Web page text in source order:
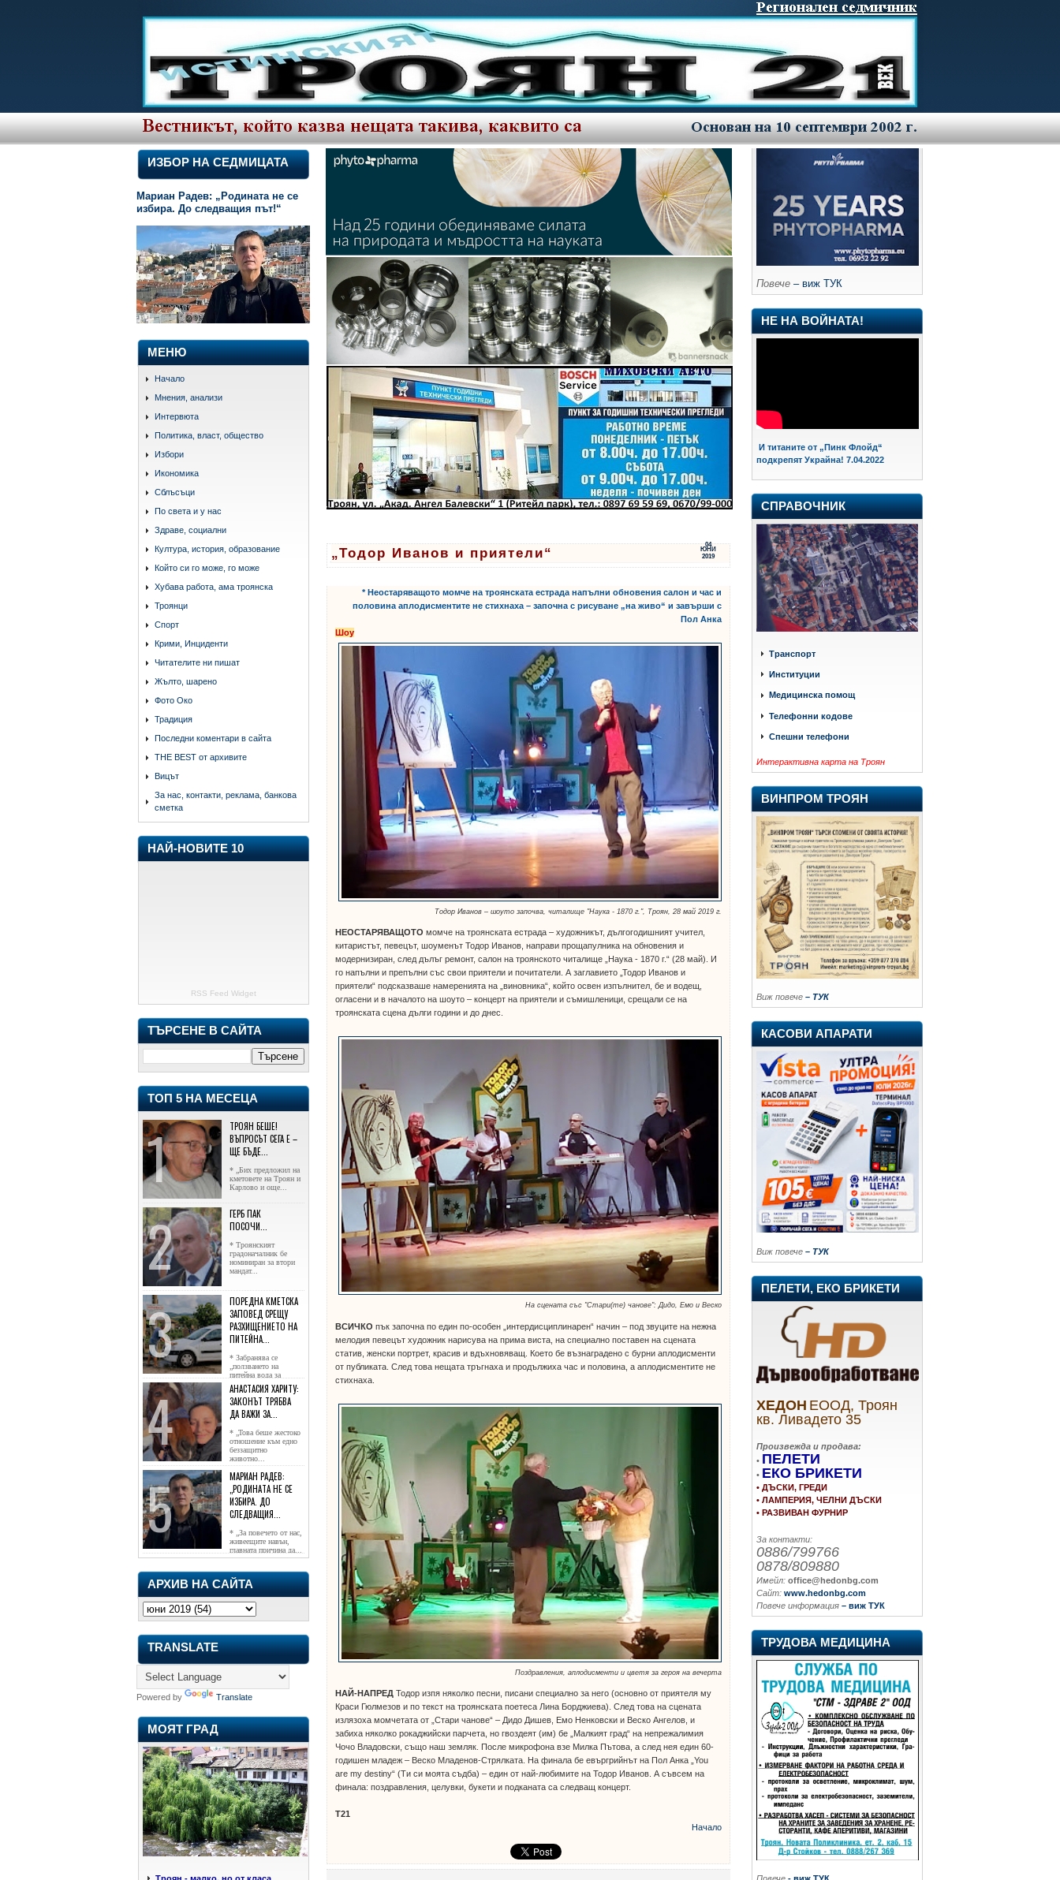
ИЗБОР НА СЕДМИЦАТА
Мариан Радев: „Родината не се
избира. До следващия път!“
МЕНЮ
Начало
Мнения, анализи
Интервюта
Политика, власт, общество
Избори
Икономика
Сблъсъци
По света и у нас
Здраве, социални
Култура, история, образование
Който си го може, го може
Хубава работа, ама троянска
Троянци
Спорт
Крими, Инциденти
Читателите ни пишат
Жълто, шарено
Фото Око
Традиция
Последни коментари в сайта
THE BEST от архивите
Вицът
За нас, контакти, реклама, банкова
сметка
НАЙ-НОВИТЕ 10
RSS Feed Widget
ТЪРСЕНЕ В САЙТА
ТОП 5 НА МЕСЕЦА
ТРОЯН БЕШЕ!
ВЪПРОСЪТ СЕГА Е –
ЩЕ БЪДЕ...
* „Бих предложил на
кметовете на Троян и
Карлово и още...
ГЕРБ ПАК
ПОСОЧИ...
* Троянският
градоначалник бе
номиниран за втори
мандат...
ПОРЕДНА КМЕТСКА
ЗАПОВЕД СРЕЩУ
РАЗХИЩЕНИЕТО НА
ПИТЕЙНА...
* Забранява се
„ползването на
питейна вода за
напояване...
АНАСТАСИЯ ХАРИТУ:
ЗАКОНЪТ ТРЯБВА
ДА ВАЖИ ЗА...
* „Това беше жестоко
отношение към едно
беззащитно
животно...
МАРИАН РАДЕВ:
„РОДИНАТА НЕ СЕ
ИЗБИРА. ДО
СЛЕДВАЩИЯ...
* „За повечето от нас,
живеещите навън,
главната причина да...
АРХИВ НА САЙТА
TRANSLATE
Powered by Translate
МОЯТ ГРАД
04
ЮНИ
2019
„Тодор Иванов и приятели“
* Неостаряващото момче на троянската естрада напълни обновения салон и час и
половина аплодисментите не стихнаха – започна с рисуване „на живо“ и завърши с
Пол Анка
Шоу
Тодор Иванов – шоуто започва, читалище "Наука - 1870 г.", Троян, 28 май 2019 г.
НЕОСТАРЯВАЩОТО момче на троянската естрада – художникът, дългогодишният учител,
китаристът, певецът, шоуменът Тодор Иванов, направи прощапулника на обновения и
модернизиран, след дълъг ремонт, салон на троянското читалище „Наука - 1870 г.“ (28 май). И
го напълни и препълни със свои приятели и почитатели. А заглавието „Тодор Иванов и
приятели“ подсказваше намеренията на „виновника“, който освен изпълнител, бе и водещ,
огласени и в началото на шоуто – концерт на приятели и съмишленици, срещали се на
троянската сцена дълги години и до днес.
На сцената със "Стари(те) чанове": Дидо, Емо и Веско
ВСИЧКО пък започна по един по-особен „интердисциплинарен“ начин – под звуците на нежна
мелодия певецът художник нарисува на прима виста, на специално поставен на сцената
статив, женски портрет, красив и вдъхновяващ. Което бе възнаградено с бурни аплодисменти
от публиката. След това нещата тръгнаха и продължиха час и половина, а аплодисментите не
стихнаха.
Поздравления, аплодисменти и цветя за героя на вечерта
НАЙ-НАПРЕД Тодор изпя няколко песни, писани специално за него (основно от приятеля му
Краси Гюлмезов и по текст на троянската поетеса Лина Борджиева). След това на сцената
излязоха момчетата от „Стари чанове“ – Дидо Дишев, Емо Ненковски и Веско Ангелов, и
забиха няколко рокаджийски парчета, но гвоздеят (им) бе „Малкият град“ на непрежалимия
Чочо Владовски, също наш земляк. После микрофона взе Милка Пътова, а след нея един 60-
годишен младеж – Веско Младенов-Стрялката. На финала бе евъргрийнът на Пол Анка „You
are my destiny“ (Ти си моята съдба) – един от най-любимите на Тодор Иванов. А съвсем на
финала: поздравления, целувки, букети и подканата са следващ концерт.
Т21
Начало
Повече – виж ТУК
НЕ НА ВОЙНАТА!
И титаните от „Пинк Флойд“
подкрепят Украйна! 7.04.2022
СПРАВОЧНИК
Транспорт
Институции
Медицинска помощ
Телефонни кодове
Спешни телефони
Интерактивна карта на Троян
ВИНПРОМ ТРОЯН
Виж повече – ТУК
КАСОВИ АПАРАТИ
Виж повече – ТУК
ПЕЛЕТИ, ЕКО БРИКЕТИ
ХЕДОН ЕООД, Троян
кв. Ливадето 35
Произвежда и продава:
• ПЕЛЕТИ
• ЕКО БРИКЕТИ
• ДЪСКИ, ГРЕДИ
• ЛАМПЕРИЯ, ЧЕЛНИ ДЪСКИ
• РАЗВИВАН ФУРНИР
За контакти:
0886/799766
0878/809880
Имейл: office@hedonbg.com
Сайт: www.hedonbg.com
Повече информация – виж ТУК
ТРУДОВА МЕДИЦИНА